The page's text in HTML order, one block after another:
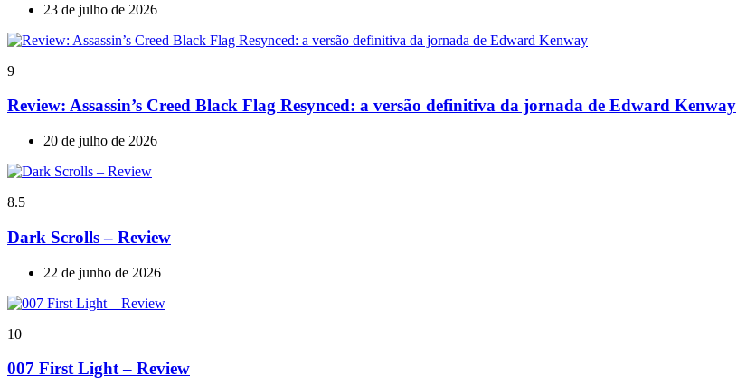
23 de julho de 2026
9
Review: Assassin’s Creed Black Flag Resynced: a versão definitiva da jornada de Edward Kenway
20 de julho de 2026
8.5
Dark Scrolls – Review
22 de junho de 2026
10
007 First Light – Review